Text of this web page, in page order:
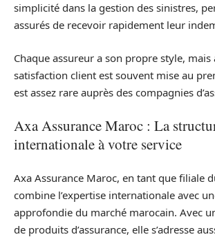
simplicité dans la gestion des sinistres,
assurés de recevoir rapidement leur
Chaque assureur a son propre style, mais
satisfaction client est souvent mise au
est assez rare auprès des compagnies
Axa Assurance Maroc : La
internationale à votre service
Axa Assurance Maroc, en tant que filiale
combine l’expertise internationale avec
approfondie du marché marocain. Avec
de produits d’assurance, elle s’adresse